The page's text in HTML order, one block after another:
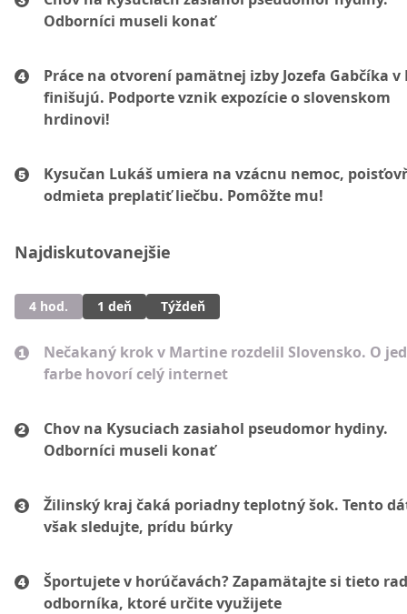
Odborníci museli konať
Práce na otvorení pamätnej izby Jozefa Gabčíka v
finišujú. Podporte vznik expozície o slovenskom
hrdinovi!
Kysučan Lukáš umiera na vzácnu nemoc,
odmieta preplatiť liečbu. Pomôžte mu!
Najdiskutovanejšie
4 hod. 1 deň Týždeň
Nečakaný krok v Martine rozdelil Slovensko. O
farbe hovorí celý internet
Chov na Kysuciach zasiahol pseudomor hydiny.
Odborníci museli konať
Žilinský kraj čaká poriadny teplotný šok. Tento
však sledujte, prídu búrky
Športujete v horúčavách? Zapamätajte si tieto
odborníka, ktoré určite využijete